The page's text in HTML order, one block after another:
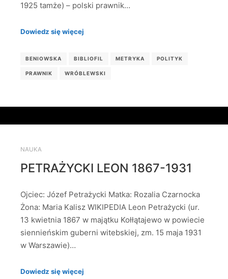
1925 tamże) – polski prawnik…
Dowiedz się więcej
BENIOWSKA BIBLIOFIL METRYKA POLITYK
PRAWNIK WRÓBLEWSKI
NAUKA
PETRAŻYCKI LEON 1867-1931
Ojciec: Józef Petrażycki Matka: Rozalia Czarnocka
Żona: Maria Kalisz WIKIPEDIA Leon Petrażycki (ur.
13 kwietnia 1867 w majątku Kołłątajewo w powiecie
siennieńskim guberni witebskiej, zm. 15 maja 1931
w Warszawie)…
Dowiedz się więcej